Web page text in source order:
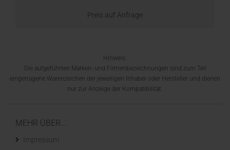
Preis auf Anfrage
Hinweis:
Die aufgeführten Marken- und Firmenbezeichnungen sind zum Teil
eingetragene Warenzeichen der jeweiligen Inhaber oder Hersteller und dienen
nur zur Anzeige der Kompatibilität.
MEHR ÜBER...
Impressum